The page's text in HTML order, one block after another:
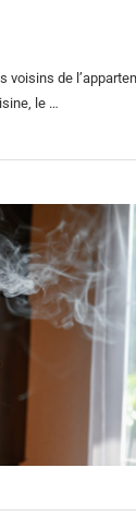
voisins de
le …